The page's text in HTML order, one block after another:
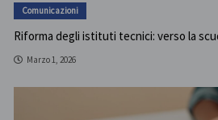
Comunicazioni
Riforma degli istituti tecnici: verso la
Marzo 1, 2026